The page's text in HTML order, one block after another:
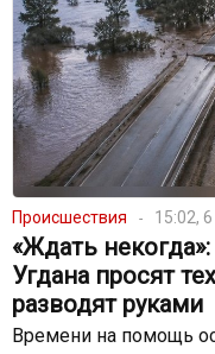
Происшествия 15:02,
«Ждать
Угдана просят
разводят руками
Времени на помощь